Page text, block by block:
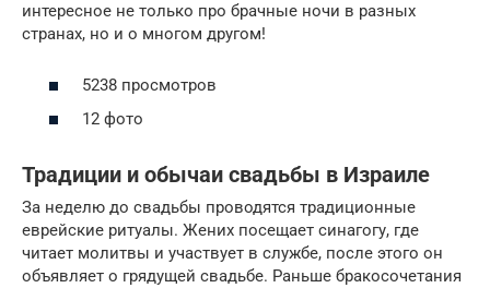
интересное не только про брачные ночи в разных
странах, но и о многом другом!
5238 просмотров
12 фото
Традиции и обычаи свадьбы в Израиле
За неделю до свадьбы проводятся традиционные
еврейские ритуалы. Жених посещает синагогу, где
читает молитвы и участвует в службе, после этого он
объявляет о грядущей свадьбе. Раньше бракосочетания